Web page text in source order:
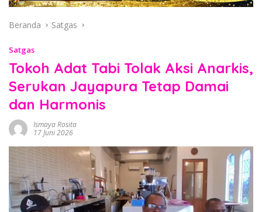
Beranda Satgas
Satgas
Tokoh Adat Tabi Tolak Aksi Anarkis,
Serukan Jayapura Tetap Damai
dan Harmonis
Ismaya Rosita
17 Juni 2026